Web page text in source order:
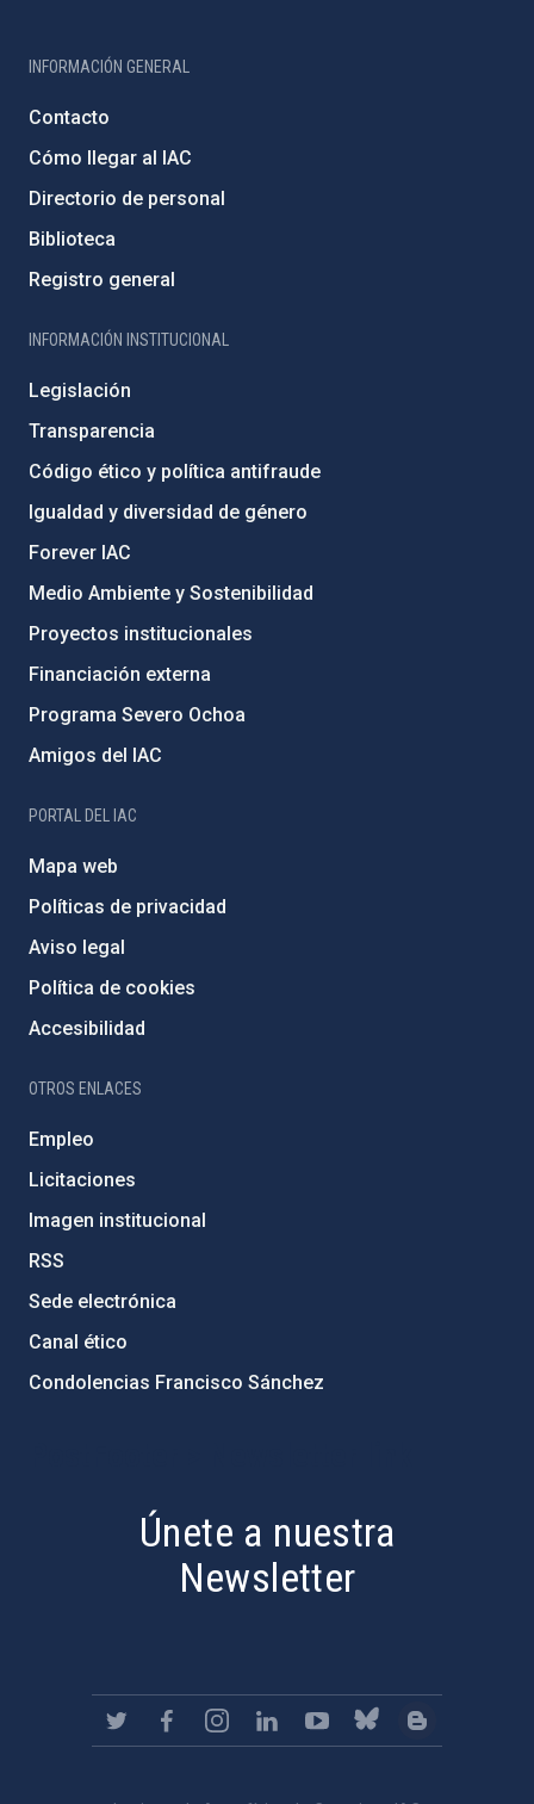
INFORMACIÓN GENERAL
Contacto
Cómo llegar al IAC
Directorio de personal
Biblioteca
Registro general
INFORMACIÓN INSTITUCIONAL
Legislación
Transparencia
Código ético y política antifraude
Igualdad y diversidad de género
Forever IAC
Medio Ambiente y Sostenibilidad
Proyectos institucionales
Financiación externa
Programa Severo Ochoa
Amigos del IAC
PORTAL DEL IAC
Mapa web
Políticas de privacidad
Aviso legal
Política de cookies
Accesibilidad
OTROS ENLACES
Empleo
Licitaciones
Imagen institucional
RSS
Sede electrónica
Canal ético
Condolencias Francisco Sánchez
Únete a nuestra
Newsletter